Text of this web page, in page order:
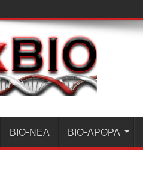
ΒΙΟ-ΝΈΑ ΒΙΟ-ΆΡΘΡΑ